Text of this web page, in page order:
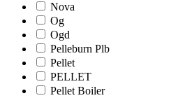
Nova
Og
Ogd
Pelleburn Plb
Pellet
PELLET
Pellet Boiler